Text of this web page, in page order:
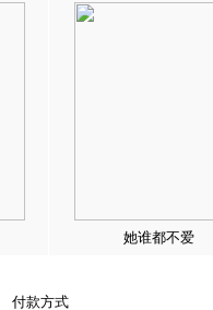
她谁都不爱
付款方式